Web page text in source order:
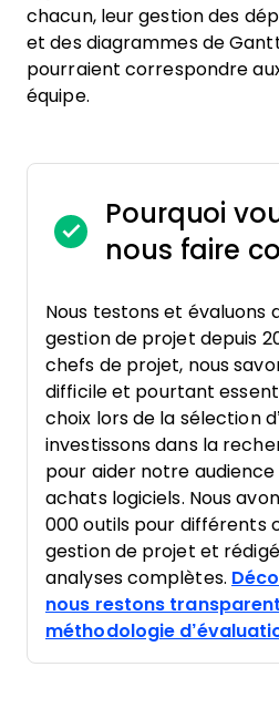
chacun, leur gestion des
et des diagrammes de
pourraient correspondre
équipe.
Pourquoi
nous faire
Nous testons et évaluons
gestion de projet depuis
chefs de projet, nous
difficile et pourtant
choix lors de la sélection
investissons dans la
pour aider notre
achats logiciels. Nous
000 outils pour différents
gestion de projet et rédigé
analyses complètes.
nous restons
méthodologie